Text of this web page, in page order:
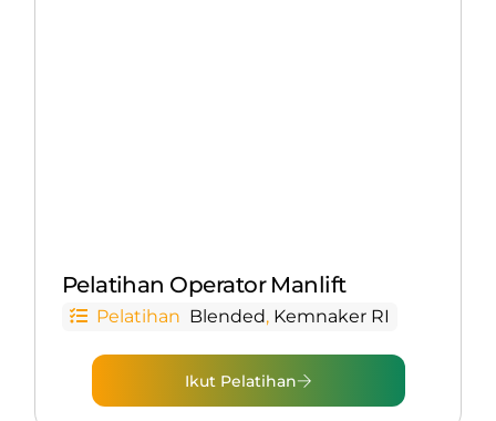
Pelatihan Operator Manlift
Pelatihan Blended, Kemnaker RI
Ikut Pelatihan